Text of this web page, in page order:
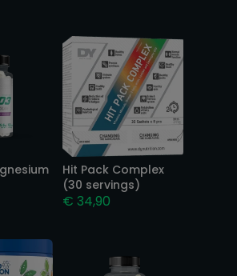
Hit Pack Complex
(30 servings)
€ 34,90